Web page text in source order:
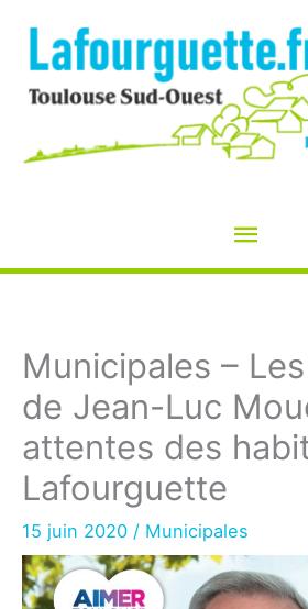
contenu
Menu
Municipales –
de Jean-Luc
attentes des
Lafourguette
15 juin 2020 / Municipales